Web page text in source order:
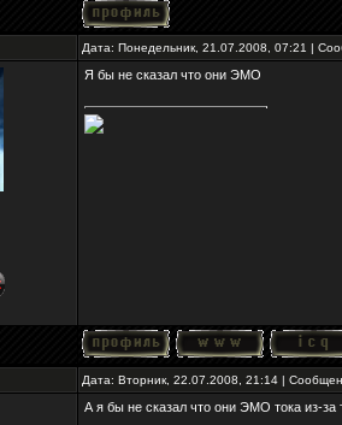
Дата: Понедельник, 21.07.2008, 07:21 |
Я бы не сказал что они ЭМО
Дата: Вторник, 22.07.2008, 21:14 |
А я бы не сказал что они ЭМО тока из-